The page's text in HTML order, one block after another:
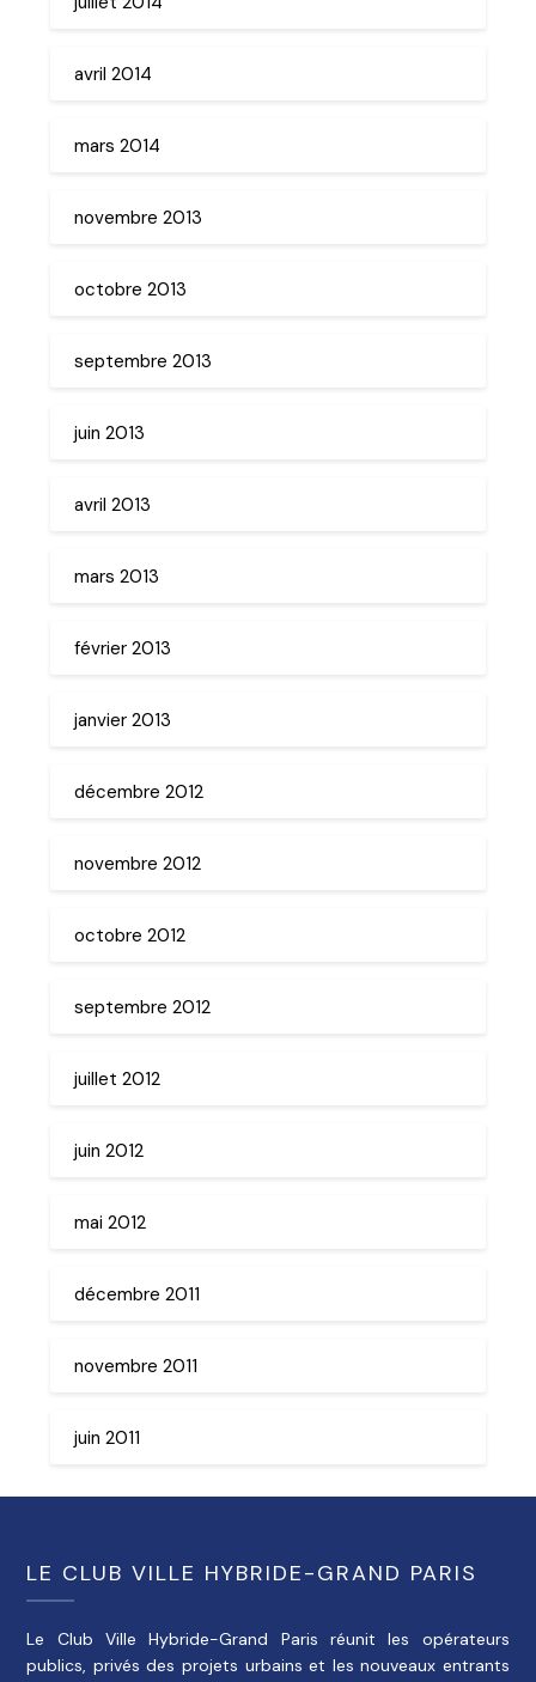
avril 2014
mars 2014
novembre 2013
octobre 2013
septembre 2013
juin 2013
avril 2013
mars 2013
février 2013
janvier 2013
décembre 2012
novembre 2012
octobre 2012
septembre 2012
juillet 2012
juin 2012
mai 2012
décembre 2011
novembre 2011
juin 2011
LE CLUB VILLE HYBRIDE-GRAND PARIS
Le Club Ville Hybride-Grand Paris réunit les opérateurs
publics, privés des projets urbains et les nouveaux entrants